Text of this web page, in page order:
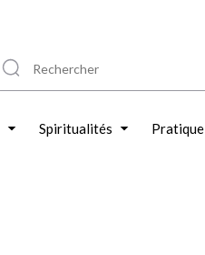
Spiritualités Pratique